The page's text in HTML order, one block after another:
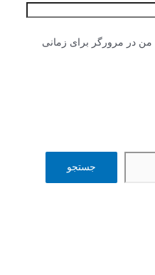
من در مرورگر برای زمانی
جستجو